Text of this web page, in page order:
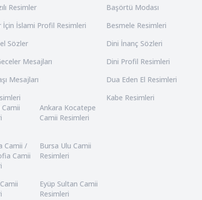
Resimler
Başörtü Modası
İçin İslami Profil Resimleri
Besmele Resimleri
Sözler
Dini İnanç Sözleri
Mesajları
Dini Profil Resimleri
Mesajları
Dua Eden El Resimleri
Ankara Kocatepe
Camii Resimleri
Camii /
Camii
Bursa Ulu Camii
Resimleri
Eyüp Sultan Camii
Resimleri
Kabe Resimleri